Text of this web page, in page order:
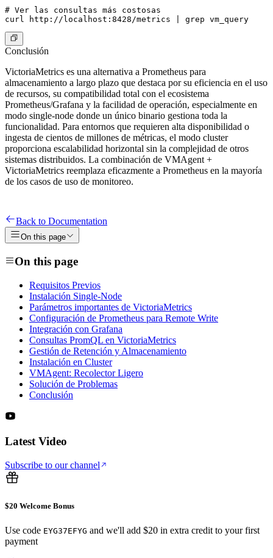
# Ver las consultas más costosas
Conclusión
VictoriaMetrics es una alternativa a Prometheus para
almacenamiento a largo plazo que destaca por su eficiencia en el uso
de recursos, su compatibilidad total con el ecosistema
Prometheus/Grafana y la facilidad de operación, especialmente en
modo single-node donde un único binario gestiona toda la
funcionalidad. Para entornos que requieren alta disponibilidad o
ingesta de cientos de millones de métricas, el modo cluster
proporciona escalabilidad horizontal sin la complejidad de otros
sistemas distribuidos. La combinación de VMAgent +
VictoriaMetrics reemplaza eficazmente a Prometheus en la mayoría
de los casos de uso de monitoreo.
Back to Documentation
On this page
On this page
Requisitos Previos
Instalación Single-Node
Parámetros importantes de VictoriaMetrics
Configuración de Prometheus para Remote Write
Integración con Grafana
Consultas PromQL en VictoriaMetrics
Gestión de Retención y Almacenamiento
Instalación en Cluster
VMAgent: Recolector Ligero
Solución de Problemas
Conclusión
Latest Video
Subscribe to our channel
$20 Welcome Bonus
Use code EYG37EFYG and we'll add $20 in extra credit to your first
payment